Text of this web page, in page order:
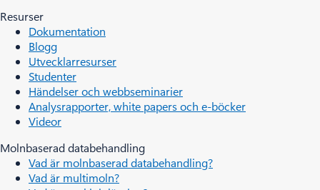
Resurser
Dokumentation
Blogg
Utvecklarresurser
Studenter
Händelser och webbseminarier
Analysrapporter, white papers och e-böcker
Videor
Molnbaserad databehandling
Vad är molnbaserad databehandling?
Vad är multimoln?